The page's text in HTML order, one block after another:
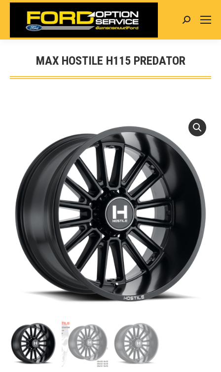
Search:
MAX HOSTILE H115 PREDATOR
You are here: